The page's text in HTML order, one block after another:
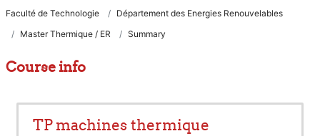
Faculté de Technologie
Département des Energies Renouvelables
Master Thermique / ER
Summary
Course info
TP machines thermique